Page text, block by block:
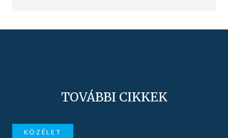
TOVÁBBI CIKKEK
KÖZÉLET